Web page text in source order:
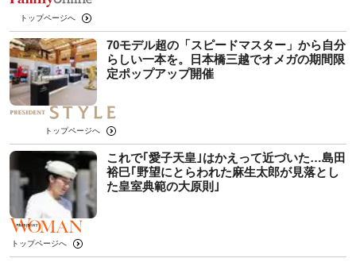
トップページへ
70モデル超の「スピードマスター」から自分
らしい一本を。日本橋三越でオメガの期間限
定ポップアップ開催
トップページへ
これで｢愛子天皇｣はかえって近づいた…島田
裕巳｢野望にとらわれた麻生太郎が見落とし
た皇室典範の大原則｣
トップページへ